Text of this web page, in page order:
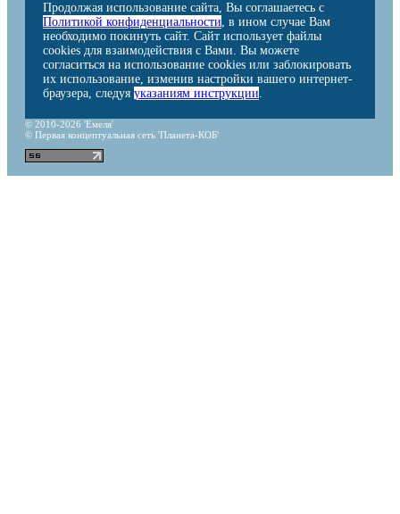
Продолжая использование сайта, Вы соглашаетесь с
Политикой конфиденциальности, в ином случае Вам
необходимо покинуть сайт. Сайт использует файлы
cookies для взаимодействия с Вами. Вы можете
согласиться на использование cookies или заблокировать
их использование, изменив настройки вашего интернет-
браузера, следуя указаниям инструкции.
© 2010-2026 'Емеля'
© Первая концептуальная сеть 'Планета-КОБ'